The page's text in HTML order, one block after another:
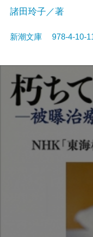
諸田玲子／著
新潮文庫 978-4-10-